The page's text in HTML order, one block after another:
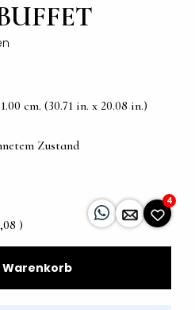
cm. (30.71 in. x 20.08 in.)
Zustand
)
4
Warenkorb